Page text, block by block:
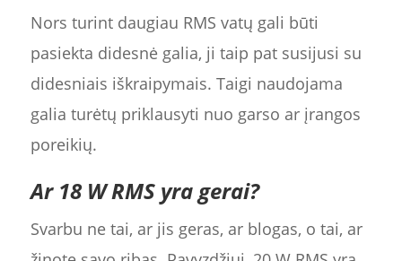
Nors turint daugiau RMS vatų gali būti
pasiekta didesnė galia, ji taip pat susijusi su
didesniais iškraipymais. Taigi naudojama
galia turėtų priklausyti nuo garso ar įrangos
poreikių.
Ar 18 W RMS yra gerai?
Svarbu ne tai, ar jis geras, ar blogas, o tai, ar